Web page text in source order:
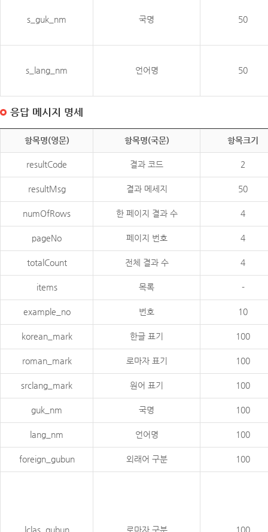
s_guk_nm 국명 50
s_lang_nm 언어명 50
응답 메시지 명세
항목명(영문) 항목명(국문) 항목크기
resultCode 결과 코드 2
resultMsg 결과 메세지 50
numOfRows 한 페이지 결과 수 4
pageNo 페이지 번호 4
totalCount 전체 결과 수 4
items 목록 -
example_no 번호 10
korean_mark 한글 표기 100
roman_mark 로마자 표기 100
srclang_mark 원어 표기 100
guk_nm 국명 100
lang_nm 언어명 100
foreign_gubun 외래어 구분 100
lclas_gubun 로마자 구분 100